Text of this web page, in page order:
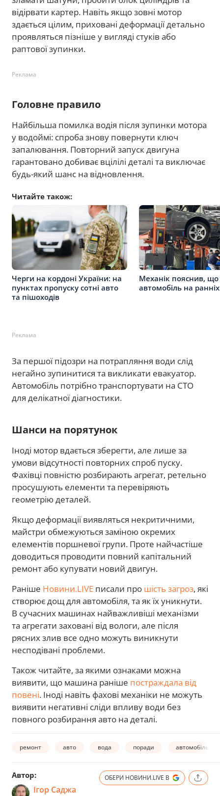
відірвати картер. Навіть якщо зовні мотор
здається цілим, приховані деформації детально
проявляться пізніше у вигляді стуків або
раптової зупинки.
Реклама
Головне правило
Найбільша помилка водія після зупинки мотора
у водоймі: спроба знову повернути ключ
запалювання. Повторний запуск двигуна
гарантовано добиває вцілілі деталі та виключає
будь-який шанс на відновлення.
Читайте також:
Черги на кордоні України: на
пунктах пропуску сотні авто
та пішоходів
Механік пояснив, що
автомобіль на
Реклама
За першої підозри на потрапляння води слід
негайно зупинитися та викликати евакуатор.
Автомобіль потрібно транспортувати на СТО
для делікатної діагностики.
Шанси на порятунок
Іноді мотор вдається зберегти, але лише за
умови відсутності повторних спроб пуску.
Фахівці повністю розбирають агрегат, ретельно
просушують елементи та перевіряють
геометрію деталей.
Якщо деформації виявляться некритичними,
майстри обмежуються заміною окремих
елементів поршневої групи. Проте найчастіше
доводиться проводити повний капітальний
ремонт або купувати новий двигун.
Раніше Новини.LIVE писали про шість загроз, які
створює дощ для автомобіля, та як їх уникнути.
В сучасних машинах найважливіші механізми
та агрегати заховані від вологи, але після
рясних злив все одно можуть виникнути
несподівані проблеми.
Також читайте, за якими ознаками можна
виявити, що машина раніше постраждала від
повені. Іноді навіть фахові механіки не можуть
виявити негативні сліди впливу води без
повного розбирання авто на деталі.
ремонт авто вода поради автомобіль
Автор:
Ігор Саджа
ОБЕРИ НОВИНИ.LIVE В